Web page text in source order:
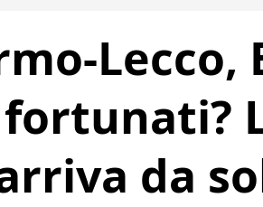
Lecco,
fortunati?
da